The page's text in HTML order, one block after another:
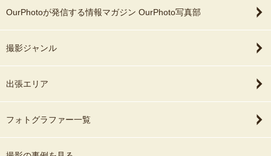
OurPhotoが発信する情報マガジン OurPhoto写真部
撮影ジャンル
出張エリア
フォトグラファー一覧